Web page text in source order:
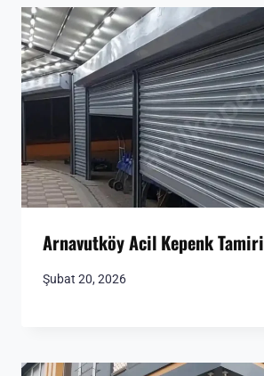
Arnavutköy Acil Kepenk Tamiri
Şubat 20, 2026